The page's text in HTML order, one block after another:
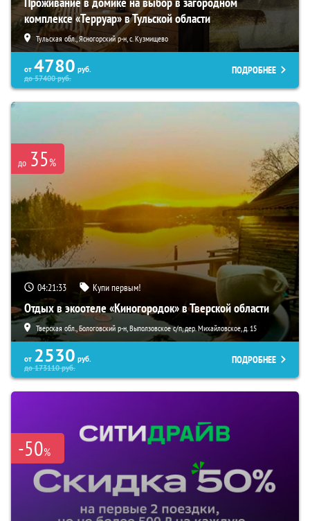
комплексе «Терруар» в Тульской области
Тульская обл., Ясногорский р-н, с. Кузмищево
от 4780 руб.
до57400руб.
ПОДРОБНЕЕ
до 35%
04:21:32 Купи первым!
Отдых в экоотеле «Киногородок» в Тверской области
Тверская обл., Бологовский р-н, Выползовское с/п, дер. Михайловское, д. 15
от 2530 руб.
до173110руб.
ПОДРОБНЕЕ
-50%